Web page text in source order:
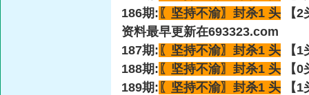
186期: 〖坚持不渝〗 封杀1 头 【2
资料最早更新在693323.com
187期: 〖坚持不渝〗 封杀1 头 【1
188期: 〖坚持不渝〗 封杀1 头 【0
189期: 〖坚持不渝〗 封杀1 头 【1